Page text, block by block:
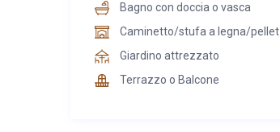
Bagno con doccia o vasca
Caminetto/stufa a legna/pellet
Giardino attrezzato
Terrazzo o Balcone